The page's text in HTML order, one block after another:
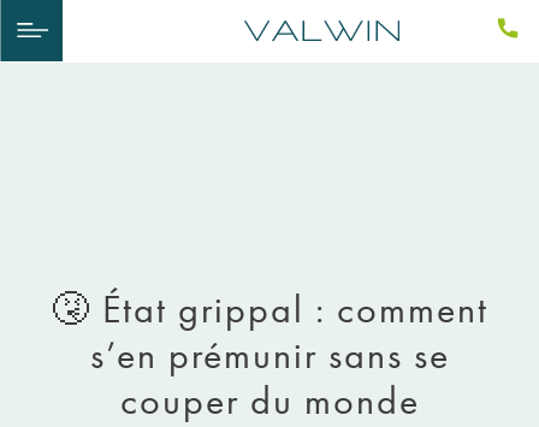
🤧​ État grippal : comment
s’en prémunir sans se
couper du monde